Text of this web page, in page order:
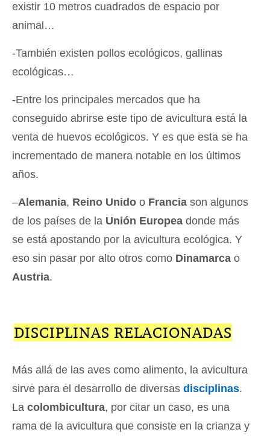
existir 10 metros cuadrados de espacio por
animal…
-También existen pollos ecológicos, gallinas
ecológicas…
-Entre los principales mercados que ha
conseguido abrirse este tipo de avicultura está la
venta de huevos ecológicos. Y es que esta se ha
incrementado de manera notable en los últimos
años.
–Alemania, Reino Unido o Francia son algunos
de los países de la Unión Europea donde más
se está apostando por la avicultura ecológica. Y
eso sin pasar por alto otros como Dinamarca o
Austria.
DISCIPLINAS RELACIONADAS
Más allá de las aves como alimento, la avicultura
sirve para el desarrollo de diversas disciplinas.
La colombicultura, por citar un caso, es una
rama de la avicultura que consiste en la crianza y